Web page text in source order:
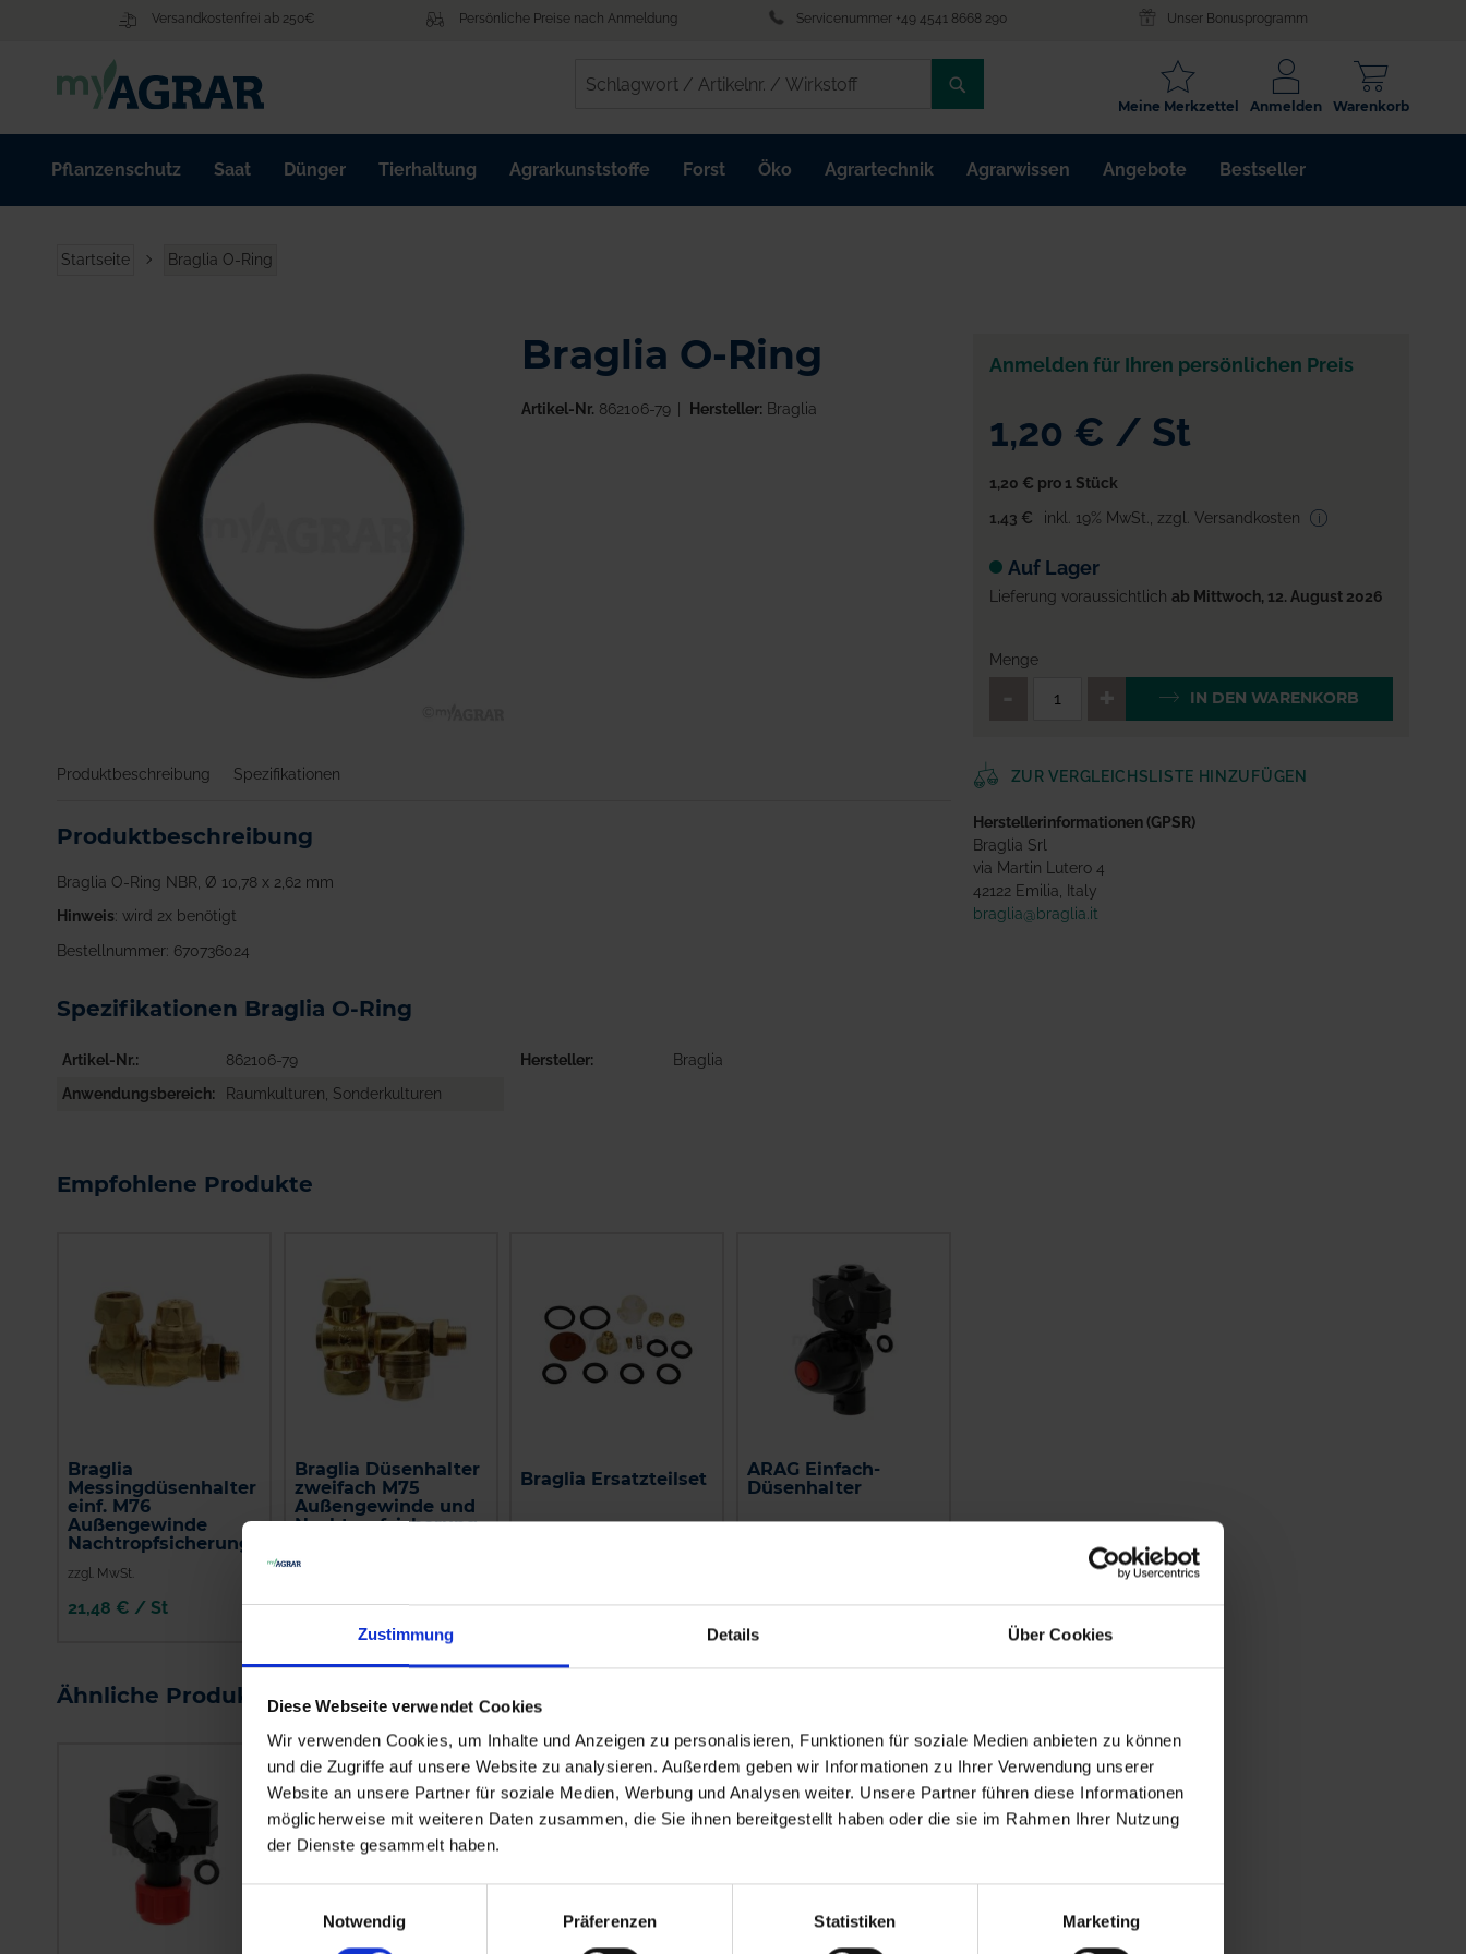
Zustimmung Details Über Cookies
Diese Webseite verwendet Cookies
Wir verwenden Cookies, um Inhalte und Anzeigen zu personalisieren, Funktionen für soziale Medien anbieten zu können
und die Zugriffe auf unsere Website zu analysieren. Außerdem geben wir Informationen zu Ihrer Verwendung unserer
Website an unsere Partner für soziale Medien, Werbung und Analysen weiter. Unsere Partner führen diese Informationen
möglicherweise mit weiteren Daten zusammen, die Sie ihnen bereitgestellt haben oder die sie im Rahmen Ihrer Nutzung
der Dienste gesammelt haben.
Notwendig
Präferenzen Statistiken Marketing
Versandkostenfrei ab 250€ Persönliche Preise nach Anmeldung Servicenummer +49 4541 8668 290 Unser Bonusprogramm
/
ARTIKELNR.
/
Warenkorb
Anmelden
Meine Merkzettel
Pflanzenschutz Saat Dünger Tierhaltung Agrarkunststoffe Forst Öko Agrartechnik Agrarwissen Angebote Bestseller
Startseite Braglia O-Ring
der
springen
Braglia O-Ring
Artikel-Nr. 862106-79 Hersteller:Braglia
Produktbeschreibung Spezifikationen
Produktbeschreibung
Braglia O-Ring NBR, Ø 10,78 x 2,62 mm
Hinweis: wird 2x benötigt
Bestellnummer: 670736024
Spezifikationen Braglia O-Ring
Artikel-Nr. 862106-79 Hersteller
Braglia
Anwendungsbereich
Raumkulturen, Sonderkulturen
Empfohlene Produkte
Braglia
Messingdüsenhalter
einf. M76
Außengewinde
Nachtropfsicherung
zzgl. MwSt.
21,48 € / St
Braglia Düsenhalter
zweifach M75
Außengewinde und
Nachtropfsicherung
23,80 € / St
WARENKORB
Braglia Ersatzteilset
18,83 € / St
WARENKORB
ARAG Einfach-
Düsenhalter
5,29 € / St
WARENKORB
Ähnliche Produkte
Anmelden für Ihren persönlichen Preis
1,20 € / St
1,20 € pro 1 Stück
1,43 €
inkl. 19% MwSt. zzgl. Versandkosten
Auf Lager
Lieferung voraussichtlich ab Mittwoch, 12. August 2026
Menge
QTY_CONTROL_DECREASE
IN DEN WARENKORB
ZUR VERGLEICHSLISTE HINZUFÜGEN
Herstellerinformationen (GPSR)
Braglia Srl
via Martin Lutero 4
42122 Emilia, Italy
braglia@braglia.it